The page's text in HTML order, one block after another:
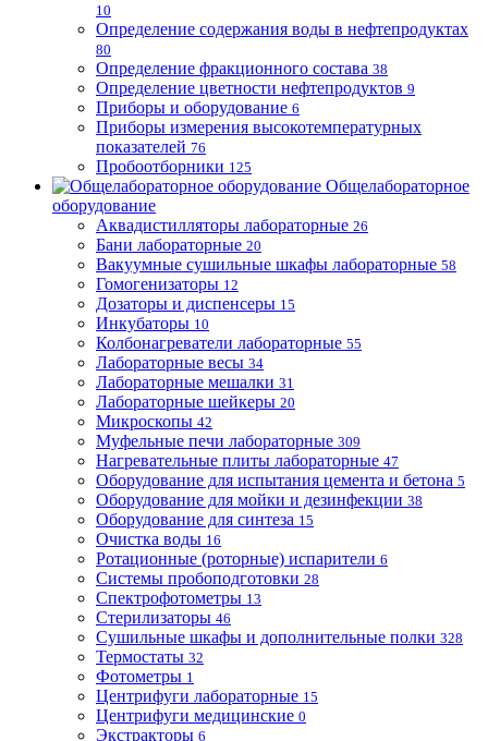
10
Определение содержания воды в нефтепродуктах
80
Определение фракционного состава 38
Определение цветности нефтепродуктов 9
Приборы и оборудование 6
Приборы измерения высокотемпературных
показателей 76
Пробоотборники 125
Общелабораторное
оборудование
Аквадистилляторы лабораторные 26
Бани лабораторные 20
Вакуумные сушильные шкафы лабораторные 58
Гомогенизаторы 12
Дозаторы и диспенсеры 15
Инкубаторы 10
Колбонагреватели лабораторные 55
Лабораторные весы 34
Лабораторные мешалки 31
Лабораторные шейкеры 20
Микроскопы 42
Муфельные печи лабораторные 309
Нагревательные плиты лабораторные 47
Оборудование для испытания цемента и бетона 5
Оборудование для мойки и дезинфекции 38
Оборудование для синтеза 15
Очистка воды 16
Ротационные (роторные) испарители 6
Системы пробоподготовки 28
Спектрофотометры 13
Стерилизаторы 46
Сушильные шкафы и дополнительные полки 328
Термостаты 32
Фотометры 1
Центрифуги лабораторные 15
Центрифуги медицинские 0
Экстракторы 6